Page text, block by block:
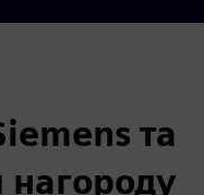
та
нагороду